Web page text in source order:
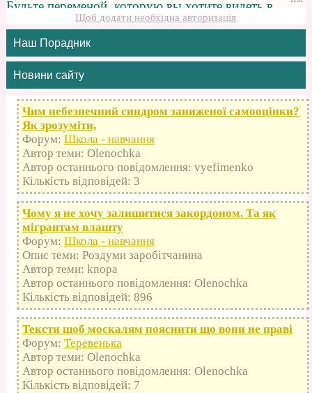
Щоб додати необхідна авторизація
Наш Порадник
Новини сайту
Чим небезпечний синдром заниженої самооцінки?
Як зрозуміти,
Форум: Школа - навчання
Автор теми: Olenochka
Автор останнього повідомлення: vyefimenko
Кількість відповідей: 3
Чому я не хочу залишитися закордоном. Та як
мігрантам влашту
Форум: Школа - навчання
Опис теми: Роздуми заробітчанина
Автор теми: knopa
Автор останнього повідомлення: Olenochka
Кількість відповідей: 896
Тексти щоб москалям пояснити що вони не праві
Форум: Теревенька
Автор теми: Olenochka
Автор останнього повідомлення: Olenochka
Кількість відповідей: 7